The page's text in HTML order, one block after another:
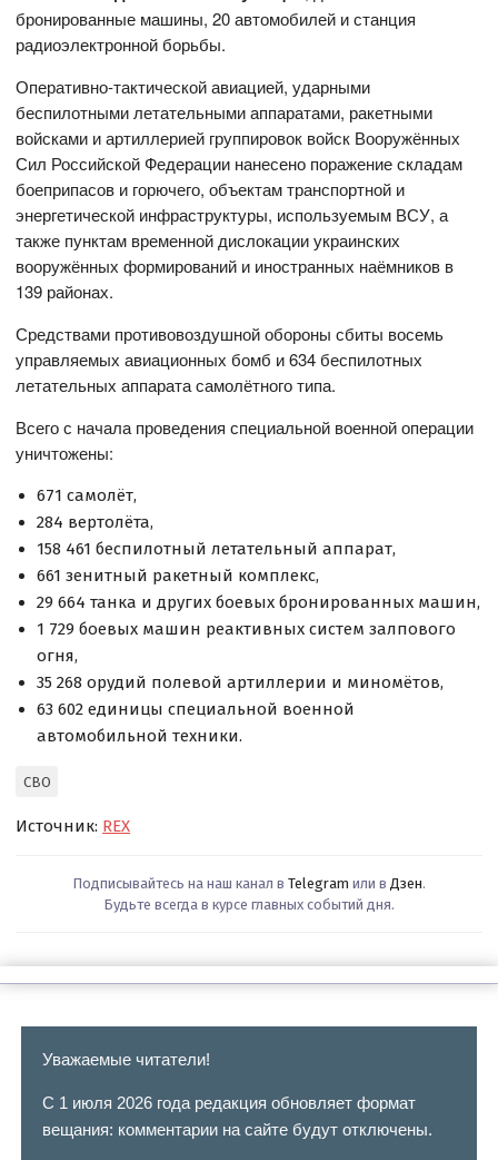
бронированные машины, 20 автомобилей и станция
радиоэлектронной борьбы.
Оперативно-тактической авиацией, ударными
беспилотными летательными аппаратами, ракетными
войсками и артиллерией группировок войск Вооружённых
Сил Российской Федерации нанесено поражение складам
боеприпасов и горючего, объектам транспортной и
энергетической инфраструктуры, используемым ВСУ, а
также пунктам временной дислокации украинских
вооружённых формирований и иностранных наёмников в
139 районах.
Средствами противовоздушной обороны сбиты восемь
управляемых авиационных бомб и 634 беспилотных
летательных аппарата самолётного типа.
Всего с начала проведения специальной военной операции
уничтожены:
671 самолёт,
284 вертолёта,
158 461 беспилотный летательный аппарат,
661 зенитный ракетный комплекс,
29 664 танка и других боевых бронированных машин,
1 729 боевых машин реактивных систем залпового
огня,
35 268 орудий полевой артиллерии и миномётов,
63 602 единицы специальной военной
автомобильной техники.
СВО
Источник: REX
Подписывайтесь на наш канал в Telegram или в Дзен.
Будьте всегда в курсе главных событий дня.
Уважаемые читатели!
С 1 июля 2026 года редакция обновляет формат
вещания: комментарии на сайте будут отключены.